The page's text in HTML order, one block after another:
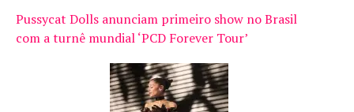
Pussycat Dolls anunciam primeiro show no Brasil
com a turnê mundial ‘PCD Forever Tour’